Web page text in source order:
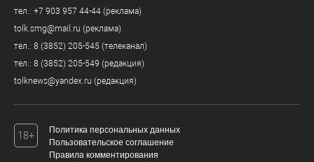
тел.: +7 903 957 44-44 (реклама)
tolk.smg@mail.ru (реклама)
тел.: 8 (3852) 205-545 (телеканал)
тел.: 8 (3852) 205-549 (редакция)
tolknews@yandex.ru (редакция)
18+
Политика персональных данных
Пользовательское соглашение
Правила комментирования